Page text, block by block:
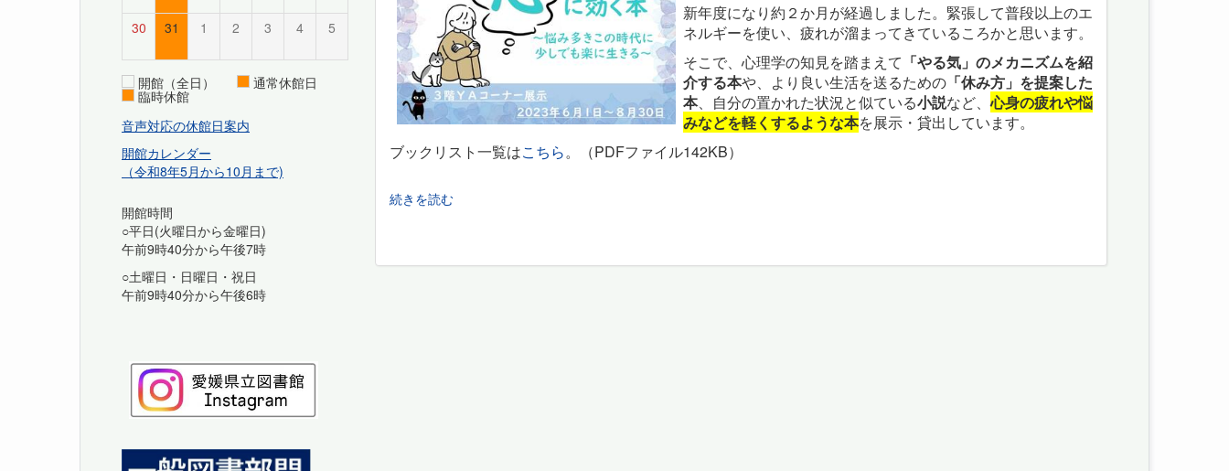
新年度になり約２か月が経過しました。緊張して普段以上のエ
ネルギーを使い、疲れが溜まってきているころかと思います。
そこで、心理学の知見を踏まえて 「やる気」のメカニズムを紹
介する本や、より良い生活を送るための 「休み方」を提案した
本、自分の置かれた状況と似ている小説など、心身の疲れや悩
みなどを軽くするような本を展示・貸出しています。
ブックリスト一覧はこちら。（PDFファイル142KB）
続きを読む
30 31 1 2 3 4 5
開館（全日） 通常休館日
臨時休館
音声対応の休館日案内
開館カレンダー
（令和8年5月から10月まで)
開館時間
○平日(火曜日から金曜日)
午前9時40分から午後7時
○土曜日・日曜日・祝日
午前9時40分から午後6時